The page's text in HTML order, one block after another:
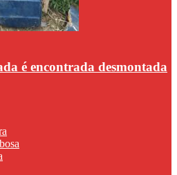
é encontrada desmontada